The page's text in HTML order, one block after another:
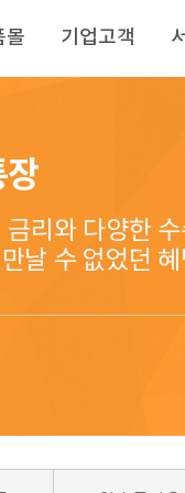
몰 기업고객
장
금리와 다양한
날 수 없었던